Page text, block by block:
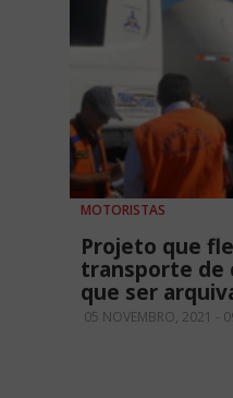
MOTORISTAS
Projeto que
transporte de
que ser
05 NOVEMBRO, 2021 -